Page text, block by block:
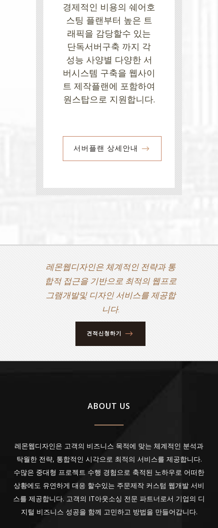
경제적인 비용의 쉐어호
스팅 플랜부터 높은 트
래픽을 감당할수 있는
단독서버구축 까지 각
성능 사양별 다양한 서
버시스템 구축을 웹사이
트 제작플랜에 포함하여
원스탑으로 지원합니다.
서버플랜 상세안내
레몬웹디자인은 체계적인 전략과 통
합적 접근을 기반으로 최적의 웹프로
그램개발및 디자인 서비스를 제공합
니다.
견적신청하기
ABOUT US
레몬웹디자인은 고객의 비즈니스 목적에 맞는 체계적인 분석과
탁월한 전략, 통합적인 시각으로 최적의 서비스를 제공합니다.
수많은 중대형 프로젝트 수행 경험으로 축적된 노하우로 어떠한
상황에도 유연하게 대응 할수있는 주문제작 커스텀 웹개발 서비
스를 제공합니다. 고객의 IT아웃소싱 전문 파트너로서 기업의 디
지털 비즈니스 성공을 함께 고민하고 방법을 만들어갑니다.